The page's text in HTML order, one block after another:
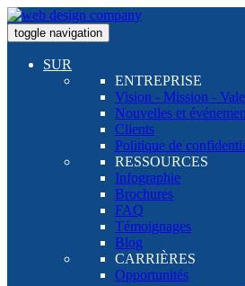
toggle navigation
SUR
ENTREPRISE
Vision - Mission -
Nouvelles et
Clients
Politique de
RESSOURCES
Infographie
Brochures
FAQ
Témoignages
Blog
CARRIÈRES
Opportunités